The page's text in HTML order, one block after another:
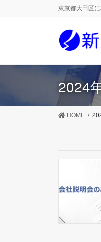
に
ョ
東京都大田区
2024
HOME